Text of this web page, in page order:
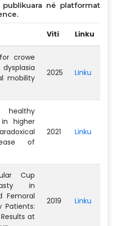
në platformat
Viti Linku
crowe
mobility
2025 Linku
healthy
higher
of
2021 Linku
Cup
in
Femoral
Patients:
at
2019 Linku